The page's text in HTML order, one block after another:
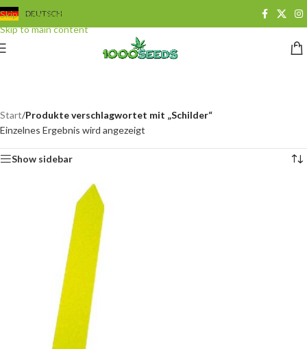
Skip to navigation
Skip to main content
DEUTSCH
Start/Produkte verschlagwortet mit „Schilder“
Einzelnes Ergebnis wird angezeigt
Show sidebar